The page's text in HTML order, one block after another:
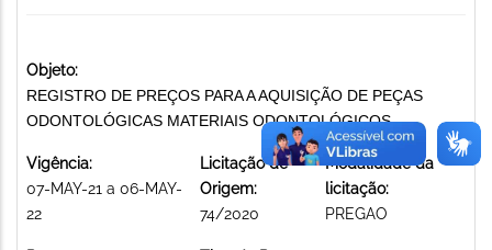
Objeto:
REGISTRO DE PREÇOS PARA A AQUISIÇÃO DE PEÇAS
ODONTOLÓGICAS MATERIAIS ODONTOLÓGICOS
Vigência:
07-MAY-21 a 06-MAY-
22
Licitação de
Origem:
74/2020
Modalidade da
licitação:
PREGAO